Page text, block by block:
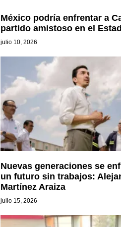
México podría enfrentar a
partido amistoso en el
julio 10, 2026
Nuevas generaciones se
un futuro sin trabajos:
Martínez Araiza
julio 15, 2026